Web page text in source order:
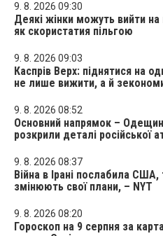
9. 8. 2026 09:30
Деякі жінки можуть вийти на
як скористатия пільгою
9. 8. 2026 09:03
Каспрів Верх: піднятися на
не лише вижити, а й
9. 8. 2026 08:52
Основний напрямок –
розкрили деталі російської
9. 8. 2026 08:37
Війна в Ірані послабила США,
змінюють свої плани, – NYT
9. 8. 2026 08:20
Гороскоп на 9 серпня за